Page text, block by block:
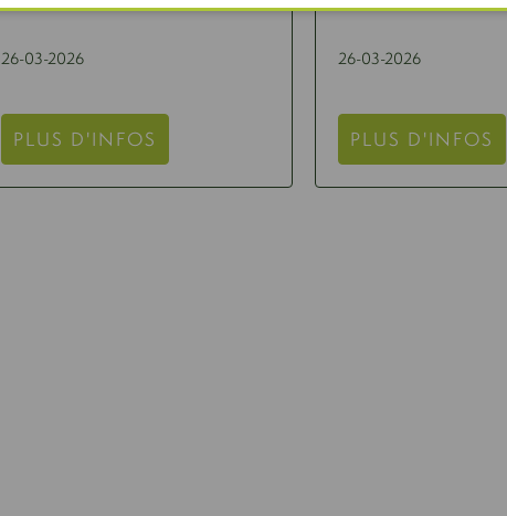
26-03-2026
PLUS D'INFOS
26-03-2026
PLUS D'INFOS